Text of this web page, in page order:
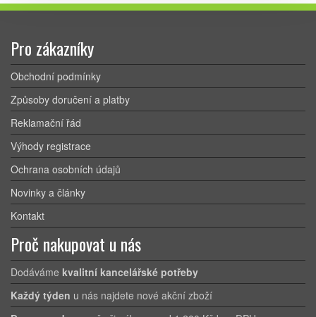
Pro zákazníky
Obchodní podmínky
Způsoby doručení a platby
Reklamační řád
Výhody registrace
Ochrana osobních údajů
Novinky a články
Kontakt
Proč nakupovat u nás
Dodáváme kvalitní kancelářské potřeby
Každý týden u nás najdete nové akční zboží